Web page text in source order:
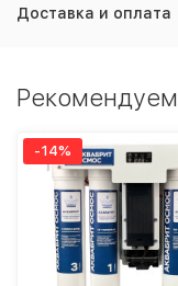
Доставка и оплата
Рекомендуем
-14%